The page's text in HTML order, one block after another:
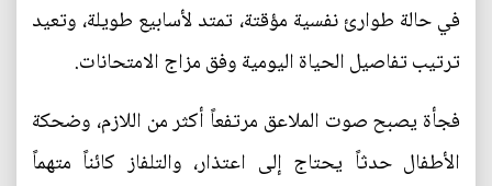
في حالة طوارئ نفسية مؤقتة، تمتد لأسابيع طويلة، وتعيد
ترتيب تفاصيل الحياة اليومية وفق مزاج الامتحانات.
فجأة يصبح صوت الملاعق مرتفعاً أكثر من اللازم، وضحكة
الأطفال حدثاً يحتاج إلى اعتذار، والتلفاز كائناً متهماً